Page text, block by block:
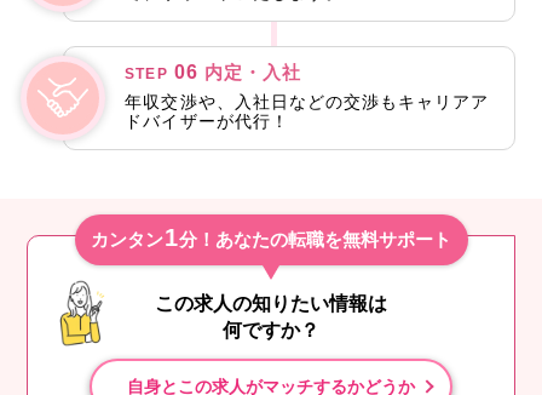
STEP 06 内定・入社
年収交渉や、入社日などの交渉もキャリアア
ドバイザーが代行！
カンタン1分！あなたの転職を無料サポート
この求人の知りたい情報は
何ですか？
自身とこの求人がマッチするかどうか